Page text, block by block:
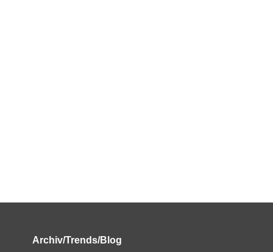
Archiv/Trends/Blog